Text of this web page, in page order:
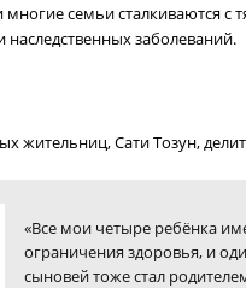
многие семьи сталкиваются с
наследственных заболеваний.
жительниц, Сати Тозун,
«Все мои четыре ребёнка
ограничения здоровья, и
сыновей тоже стал